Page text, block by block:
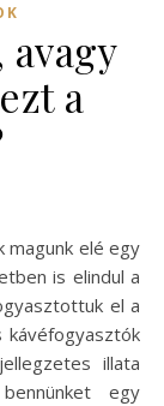
a
is elindul a
el a
kávéfogyasztók
illata
egy